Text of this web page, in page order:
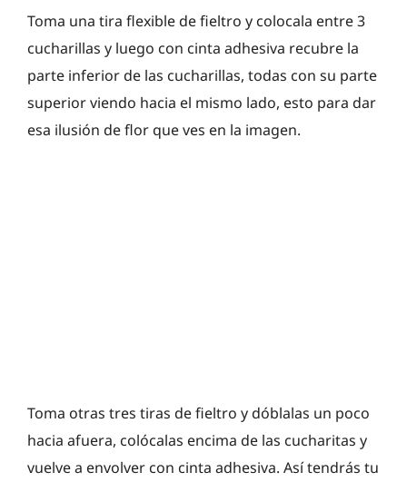
Toma una tira flexible de fieltro y colocala entre 3
cucharillas y luego con cinta adhesiva recubre la
parte inferior de las cucharillas, todas con su parte
superior viendo hacia el mismo lado, esto para dar
esa ilusión de flor que ves en la imagen.
Toma otras tres tiras de fieltro y dóblalas un poco
hacia afuera, colócalas encima de las cucharitas y
vuelve a envolver con cinta adhesiva. Así tendrás tu